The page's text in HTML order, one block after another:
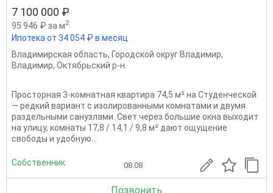
7 100 000 ₽
95 946 ₽ за м2
Ипотека от 34 054 ₽ в месяц
Владимирская область, Городской округ Владимир,
Владимир, Октябрьский р-н
Просторная 3-комнатная квартира 74,5 м² на Студенческой
— редкий вариант с изолированными комнатами и двумя
раздельными санузлами. Свет через большие окна выходит
на улицу, комнаты 17,8 / 14,1 / 9,8 м² дают ощущение
свободы и удобную...
Собственник 08.08
Позвонить